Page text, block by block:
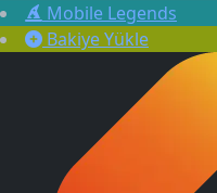
Mobile Legends
Bakiye Yükle